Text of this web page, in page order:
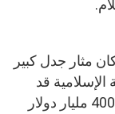
مثار جدل كبير
قد
طلبت في مراحل سابقة من المفاوضات 400 مليار دولار